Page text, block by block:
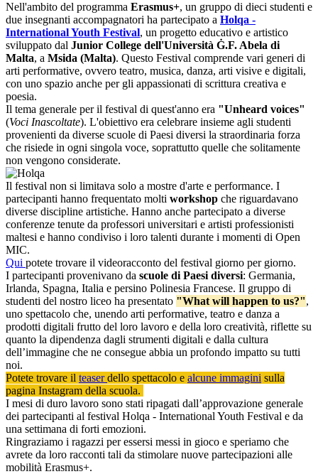
Nell'ambito del programma Erasmus+, un gruppo di dieci studenti e
due insegnanti accompagnatori ha partecipato a Holqa -
International Youth Festival, un progetto educativo e artistico
sviluppato dal Junior College dell'Università Ġ.F. Abela di
Malta, a Msida (Malta). Questo Festival comprende vari generi di
arti performative, ovvero teatro, musica, danza, arti visive e digitali,
con uno spazio anche per gli appassionati di scrittura creativa e
poesia.
Il tema generale per il festival di quest'anno era "Unheard voices"
(Voci Inascoltate). L'obiettivo era celebrare insieme agli studenti
provenienti da diverse scuole di Paesi diversi la straordinaria forza
che risiede in ogni singola voce, soprattutto quelle che solitamente
non vengono considerate.
Il festival non si limitava solo a mostre d'arte e performance. I
partecipanti hanno frequentato molti workshop che riguardavano
diverse discipline artistiche. Hanno anche partecipato a diverse
conferenze tenute da professori universitari e artisti professionisti
maltesi e hanno condiviso i loro talenti durante i momenti di Open
MIC.
Qui potete trovare il videoracconto del festival giorno per giorno.
I partecipanti provenivano da scuole di Paesi diversi: Germania,
Irlanda, Spagna, Italia e persino Polinesia Francese. Il gruppo di
studenti del nostro liceo ha presentato "What will happen to us?",
uno spettacolo che, unendo arti performative, teatro e danza a
prodotti digitali frutto del loro lavoro e della loro creatività, riflette su
quanto la dipendenza dagli strumenti digitali e dalla cultura
dell’immagine che ne consegue abbia un profondo impatto su tutti
noi.
Potete trovare il teaserdello spettacolo e alcune immagini sulla
pagina Instagram della scuola.
I mesi di duro lavoro sono stati ripagati dall’approvazione generale
dei partecipanti al festival Holqa - International Youth Festival e da
una settimana di forti emozioni.
Ringraziamo i ragazzi per essersi messi in gioco e speriamo che
avrete da loro racconti tali da stimolare nuove partecipazioni alle
mobilità Erasmus+.